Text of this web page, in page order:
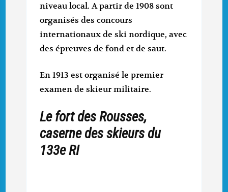
niveau local. A partir de 1908 sont
organisés des concours
internationaux de ski nordique, avec
des épreuves de fond et de saut.
En 1913 est organisé le premier
examen de skieur militaire.
Le fort des Rousses,
caserne des skieurs du
133e RI